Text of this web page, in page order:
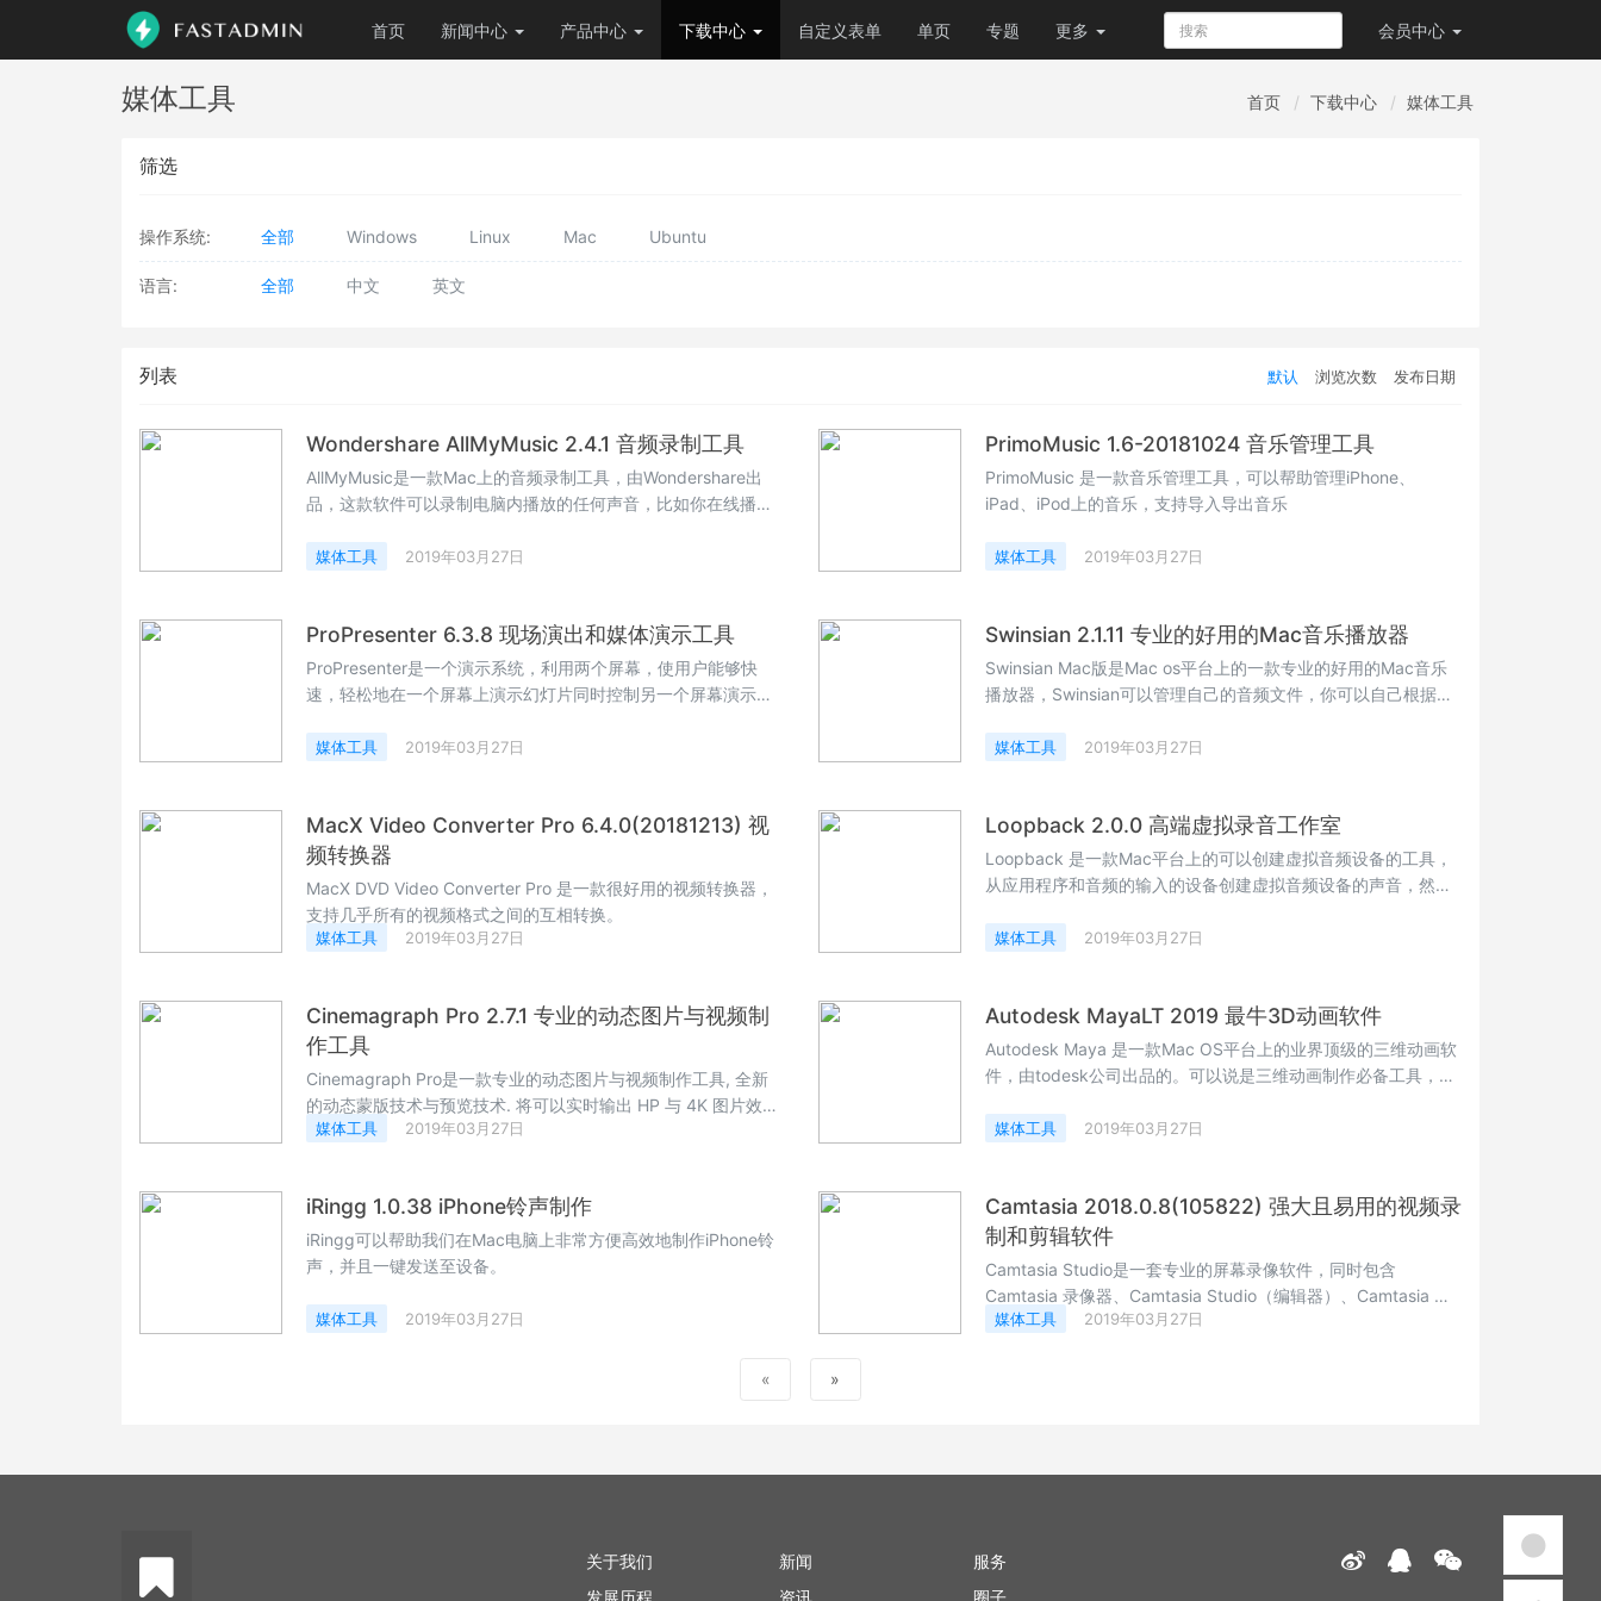
首页 新闻中心 产品中心 下载中心 自定义表单 单页 专题 更多 会员中心
媒体工具 首页 下载中心 媒体工具
筛选
操作系统: 全部 Windows Linux Mac Ubuntu
语言: 全部 中文 英文
列表 默认 浏览次数 发布日期
Wondershare AllMyMusic 2.4.1 音频录制工具
AllMyMusic是一款Mac上的音频录制工具，由Wondershare出
品，这款软件可以录制电脑内播放的任何声音，比如你在线播放
到本地，日后即可离线播放。
媒体工具 2019年03月27日
PrimoMusic 1.6-20181024 音乐管理工具
PrimoMusic 是一款音乐管理工具，可以帮助管理iPhone、
iPad、iPod上的音乐，支持导入导出音乐
媒体工具 2019年03月27日
ProPresenter 6.3.8 现场演出和媒体演示工具
ProPresenter是一个演示系统，利用两个屏幕，使用户能够快
速，轻松地在一个屏幕上演示幻灯片同时控制另一个屏幕演示文
媒体工具 2019年03月27日
Swinsian 2.1.11 专业的好用的Mac音乐播放器
Swinsian Mac版是Mac os平台上的一款专业的好用的Mac音乐
播放器，Swinsian可以管理自己的音频文件，你可以自己根据自
多，不需要那么繁琐的操作，还可以通过这款软件下载文件到移
媒体工具 2019年03月27日
MacX Video Converter Pro 6.4.0(20181213) 视
频转换器
MacX DVD Video Converter Pro 是一款很好用的视频转换器，
支持几乎所有的视频格式之间的互相转换。
媒体工具 2019年03月27日
Loopback 2.0.0 高端虚拟录音工作室
Loopback 是一款Mac平台上的可以创建虚拟音频设备的工具，
从应用程序和音频的输入的设备创建虚拟音频设备的声音，然后
音工作室。
媒体工具 2019年03月27日
Cinemagraph Pro 2.7.1 专业的动态图片与视频制
作工具
Cinemagraph Pro是一款专业的动态图片与视频制作工具, 全新
的动态蒙版技术与预览技术. 将可以实时输出 HP 与 4K 图片效
果.
媒体工具 2019年03月27日
Autodesk MayaLT 2019 最牛3D动画软件
Autodesk Maya 是一款Mac OS平台上的业界顶级的三维动画软
件，由todesk公司出品的。可以说是三维动画制作必备工具，集
具, 菜单显示优化, 插件管理器优化, XGEN正是集成。
媒体工具 2019年03月27日
iRingg 1.0.38 iPhone铃声制作
iRingg可以帮助我们在Mac电脑上非常方便高效地制作iPhone铃
声，并且一键发送至设备。
媒体工具 2019年03月27日
Camtasia 2018.0.8(105822) 强大且易用的视频录
制和剪辑软件
Camtasia Studio是一套专业的屏幕录像软件，同时包含
Camtasia 录像器、Camtasia Studio（编辑器）、Camtasia 菜
单制作器、Camtasia 剧场、Camtasia 播放器和Screencast的内
媒体工具 2019年03月27日
« »
关于我们
发展历程
新闻
资讯
服务
圈子